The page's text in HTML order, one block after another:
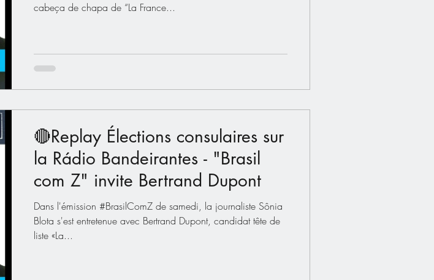
cabeça de chapa de “La France...
🔴Replay Élections consulaires sur
la Rádio Bandeirantes - "Brasil
com Z" invite Bertrand Dupont
Dans l'émission #BrasilComZ de samedi, la journaliste Sônia
Blota s'est entretenue avec Bertrand Dupont, candidat tête de
liste «La...